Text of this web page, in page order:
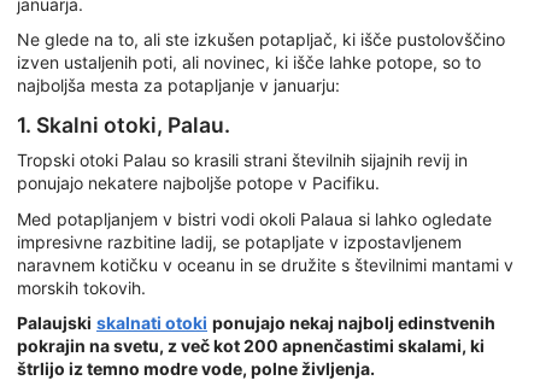
januarja.
Ne glede na to, ali ste izkušen potapljač, ki išče pustolovščino
izven ustaljenih poti, ali novinec, ki išče lahke potope, so to
najboljša mesta za potapljanje v januarju:
1. Skalni otoki, Palau.
Tropski otoki Palau so krasili strani številnih sijajnih revij in
ponujajo nekatere najboljše potope v Pacifiku.
Med potapljanjem v bistri vodi okoli Palaua si lahko ogledate
impresivne razbitine ladij, se potapljate v izpostavljenem
naravnem kotičku v oceanu in se družite s številnimi mantami v
morskih tokovih.
Palaujski skalnati otoki ponujajo nekaj najbolj edinstvenih
pokrajin na svetu, z več kot 200 apnenčastimi skalami, ki
štrlijo iz temno modre vode, polne življenja.